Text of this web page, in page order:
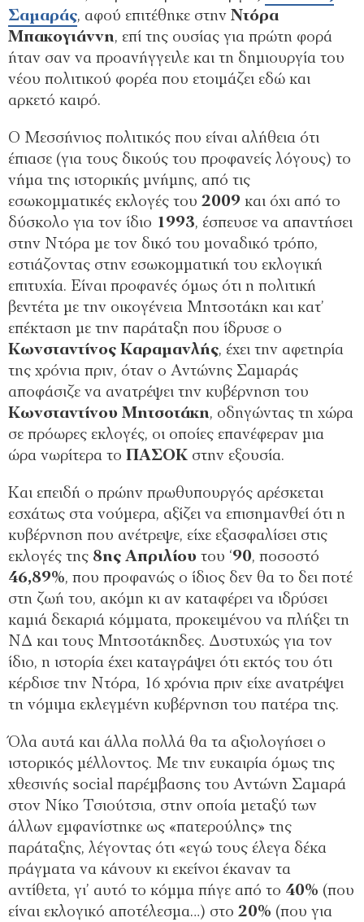
Σαμαράς, αφού επιτέθηκε στην Ντόρα
Μπακογιάννη, επί της ουσίας για πρώτη φορά
ήταν σαν να προανήγγειλε και τη δημιουργία του
νέου πολιτικού φορέα που ετοιμάζει εδώ και
αρκετό καιρό.
Ο Μεσσήνιος πολιτικός που είναι αλήθεια ότι
έπιασε (για τους δικούς του προφανείς λόγους) το
νήμα της ιστορικής μνήμης, από τις
εσωκομματικές εκλογές του 2009 και όχι από το
δύσκολο για τον ίδιο 1993, έσπευσε να απαντήσει
στην Ντόρα με τον δικό του μοναδικό τρόπο,
εστιάζοντας στην εσωκομματική του εκλογική
επιτυχία. Είναι προφανές όμως ότι η πολιτική
βεντέτα με την οικογένεια Μητσοτάκη και κατ’
επέκταση με την παράταξη που ίδρυσε ο
Κωνσταντίνος Καραμανλής, έχει την αφετηρία
της χρόνια πριν, όταν ο Αντώνης Σαμαράς
αποφάσιζε να ανατρέψει την κυβέρνηση του
Κωνσταντίνου Μητσοτάκη, οδηγώντας τη χώρα
σε πρόωρες εκλογές, οι οποίες επανέφεραν μια
ώρα νωρίτερα το ΠΑΣΟΚ στην εξουσία.
Και επειδή ο πρώην πρωθυπουργός αρέσκεται
εσχάτως στα νούμερα, αξίζει να επισημανθεί ότι η
κυβέρνηση που ανέτρεψε, είχε εξασφαλίσει στις
εκλογές της 8ης Απριλίου του ‘90, ποσοστό
46,89%, που προφανώς ο ίδιος δεν θα το δει ποτέ
στη ζωή του, ακόμη κι αν καταφέρει να ιδρύσει
καμιά δεκαριά κόμματα, προκειμένου να πλήξει τη
ΝΔ και τους Μητσοτάκηδες. Δυστυχώς για τον
ίδιο, η ιστορία έχει καταγράψει ότι εκτός του ότι
κέρδισε την Ντόρα, 16 χρόνια πριν είχε ανατρέψει
τη νόμιμα εκλεγμένη κυβέρνηση του πατέρα της.
Όλα αυτά και άλλα πολλά θα τα αξιολογήσει ο
ιστορικός μέλλοντος. Με την ευκαιρία όμως της
χθεσινής social παρέμβασης του Αντώνη Σαμαρά
στον Νίκο Τσιούτσια, στην οποία μεταξύ των
άλλων εμφανίστηκε ως «πατερούλης» της
παράταξης, λέγοντας ότι «εγώ τους έλεγα δέκα
πράγματα να κάνουν κι εκείνοι έκαναν τα
αντίθετα, γι’ αυτό το κόμμα πήγε από το 40% (που
είναι εκλογικό αποτέλεσμα…) στο 20% (που για